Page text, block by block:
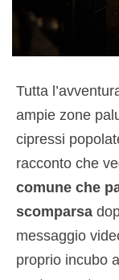
Tutta
ampie zone
cipressi
racconto che
comune che
scomparsa
messaggio
proprio incubo